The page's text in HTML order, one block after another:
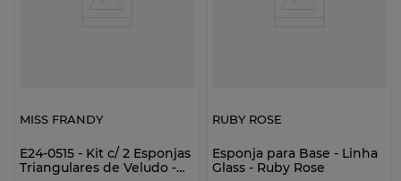
MISS FRANDY
E24-0515 - Kit c/ 2 Esponjas
Triangulares de Veludo -
RUBY ROSE
Esponja para Base - Linha
Glass - Ruby Rose